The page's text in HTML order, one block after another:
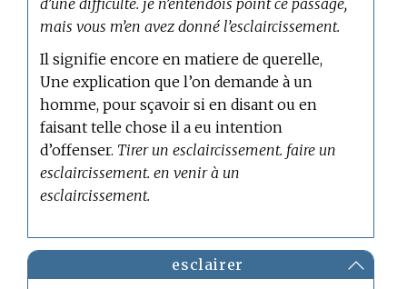
d’une difficulté. je n’entendois point ce passage,
mais vous m’en avez donné l’esclaircissement.
Il signifie encoreen matiere de querelle,
Une explication que l’on demande à un
homme, pour sçavoir si en disant ou en
faisant telle chose il a eu intention
d’offenser. Tirer un esclaircissement. faire un
esclaircissement. en venir à un
esclaircissement.
esclairer